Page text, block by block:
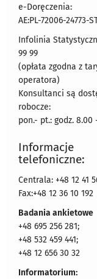
e-Doręczenia:
AE:PL-72006-24773-
Infolinia
99 99
(opłata zgodna z
operatora)
Konsultanci są
robocze:
pon.- pt.: godz. 8.00
Informacje
telefoniczne:
Centrala: +48 12 41
Fax:+48 12 36 10 192
Badania ankietowe
+48 695 256 281;
+48 532 459 441;
+48 12 656 30 32
Informatorium: